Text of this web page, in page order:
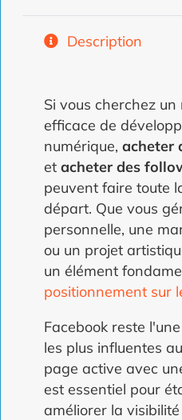
Description
Si vous cherchez
efficace de
numérique, acheter
et acheter des
peuvent faire toute
départ. Que vous
personnelle, une
ou un projet
un élément
positionnement sur
Facebook reste
les plus influentes
page active avec
est essentiel pour
améliorer la